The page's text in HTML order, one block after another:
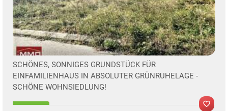
SCHÖNES, SONNIGES GRUNDSTÜCK FÜR
EINFAMILIENHAUS IN ABSOLUTER GRÜNRUHELAGE -
SCHÖNE WOHNSIEDLUNG!